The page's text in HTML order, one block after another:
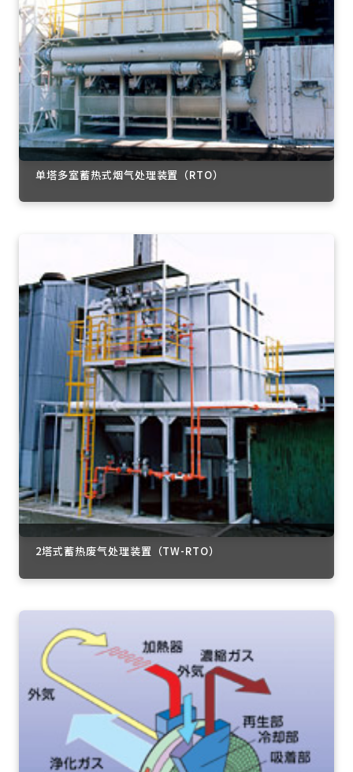
单塔多室蓄热式烟气处理装置（RTO）
2塔式蓄热废气处理装置（TW-RTO）